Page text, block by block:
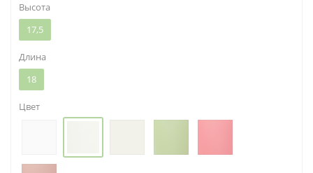
Высота
17,5
Длина
18
Цвет